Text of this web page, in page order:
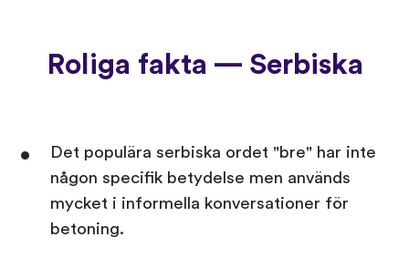
Roliga fakta — Serbiska
Det populära serbiska ordet "bre" har inte
någon specifik betydelse men används
mycket i informella konversationer för
betoning.